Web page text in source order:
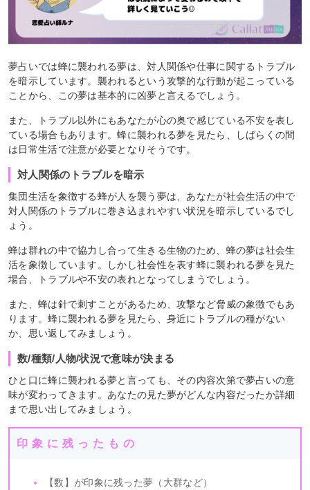
夢占いでは蜂に襲われる夢は、対人関係や仕事に関するトラブル
を暗示しています。襲われるという攻撃的な行動が起こっている
ことから、この夢は基本的に凶夢と言えるでしょう。
また、トラブル以外にもあなたが心の奥で感じている不安を表し
ている場合もあります。蜂に襲われる夢を見たら、しばらくの間
は日常生活で注意が必要となりそうです。
対人関係のトラブルを暗示
集団生活を象徴する蜂が人を襲う夢は、あなたが社会生活の中で
対人関係のトラブルに巻き込まれやすい状況を暗示しているでし
ょう。
蜂は群れの中で協力し合って生きる生物のため、蜂の夢は社会生
活を象徴しています。しかし社会性を表す蜂に襲われる夢を見た
場合、トラブルや不安の表れとなってしまうでしょう。
また、蜂は針で刺すことがあるため、攻撃など脅威の象徴でもあ
ります。蜂に襲われる夢を見たら、身近にトラブルの種がない
か、思い返してみましょう。
数/種類/人物/状況で意味が決まる
ひと口に蜂に襲われる夢と言っても、その内容次第で夢占いの意
味が変わってきます。あなたの見た夢がどんな内容だったか詳細
まで思い出してみましょう。
印象に残ったもの
【数】が印象に残った夢（大群など）